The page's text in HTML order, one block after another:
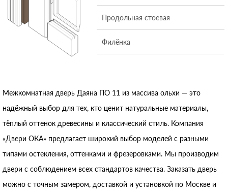
Продольная стоевая
Филёнка
Межкомнатная дверь Даяна ПО 11 из массива ольхи — это
надёжный выбор для тех, кто ценит натуральные материалы,
тёплый оттенок древесины и классический стиль. Компания
«Двери ОКА» предлагает широкий выбор моделей с разными
типами остекления, оттенками и фрезеровками. Мы производим
двери с соблюдением всех стандартов качества. Заказать дверь
можно с точным замером, доставкой и установкой по Москве и